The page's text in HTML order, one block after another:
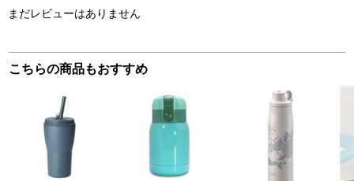
まだレビューはありません
こちらの商品もおすすめ